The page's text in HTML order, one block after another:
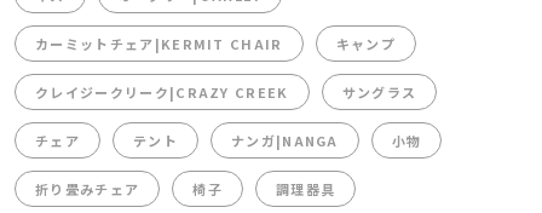
カーミットチェア|KERMIT CHAIR キャンプ
クレイジークリーク|CRAZY CREEK サングラス
チェア テント ナンガ|NANGA 小物
折り畳みチェア 椅子 調理器具